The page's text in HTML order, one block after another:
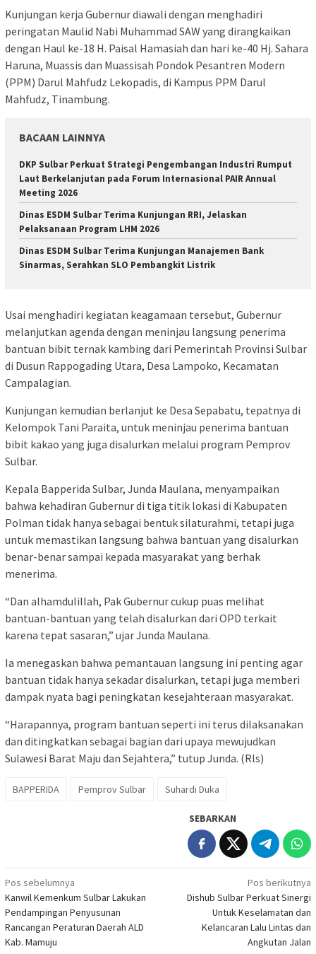
Kunjungan kerja Gubernur diawali dengan menghadiri
peringatan Maulid Nabi Muhammad SAW yang dirangkaikan
dengan Haul ke-18 H. Paisal Hamasiah dan hari ke-40 Hj. Sahara
Haruna, Muassis dan Muassisah Pondok Pesantren Modern
(PPM) Darul Mahfudz Lekopadis, di Kampus PPM Darul
Mahfudz, Tinambung.
BACAAN LAINNYA
DKP Sulbar Perkuat Strategi Pengembangan Industri Rumput
Laut Berkelanjutan pada Forum Internasional PAIR Annual
Meeting 2026
Dinas ESDM Sulbar Terima Kunjungan RRI, Jelaskan
Pelaksanaan Program LHM 2026
Dinas ESDM Sulbar Terima Kunjungan Manajemen Bank
Sinarmas, Serahkan SLO Pembangkit Listrik
Usai menghadiri kegiatan keagamaan tersebut, Gubernur
melanjutkan agenda dengan meninjau langsung penerima
bantuan bibit ternak kambing dari Pemerintah Provinsi Sulbar
di Dusun Rappogading Utara, Desa Lampoko, Kecamatan
Campalagian.
Kunjungan kemudian berlanjut ke Desa Sepabatu, tepatnya di
Kelompok Tani Paraita, untuk meninjau penerima bantuan
bibit kakao yang juga disalurkan melalui program Pemprov
Sulbar.
Kepala Bapperida Sulbar, Junda Maulana, menyampaikan
bahwa kehadiran Gubernur di tiga titik lokasi di Kabupaten
Polman tidak hanya sebagai bentuk silaturahmi, tetapi juga
untuk memastikan langsung bahwa bantuan yang disalurkan
benar-benar sampai kepada masyarakat yang berhak
menerima.
“Dan alhamdulillah, Pak Gubernur cukup puas melihat
bantuan-bantuan yang telah disalurkan dari OPD terkait
karena tepat sasaran,” ujar Junda Maulana.
Ia menegaskan bahwa pemantauan langsung ini penting agar
bantuan tidak hanya sekadar disalurkan, tetapi juga memberi
dampak nyata bagi peningkatan kesejahteraan masyarakat.
“Harapannya, program bantuan seperti ini terus dilaksanakan
dan ditingkatkan sebagai bagian dari upaya mewujudkan
Sulawesi Barat Maju dan Sejahtera,” tutup Junda. (Rls)
BAPPERIDA Pemprov Sulbar Suhardi Duka
SEBARKAN
Navigasi
pos
Pos sebelumnya
Kanwil Kemenkum Sulbar Lakukan
Pendampingan Penyusunan
Rancangan Peraturan Daerah ALD
Kab. Mamuju
Pos berikutnya
Dishub Sulbar Perkuat Sinergi
Untuk Keselamatan dan
Kelancaran Lalu Lintas dan
Angkutan Jalan